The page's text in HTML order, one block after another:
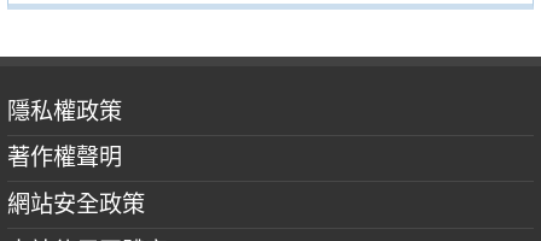
隱私權政策
著作權聲明
網站安全政策